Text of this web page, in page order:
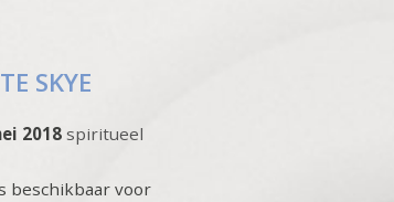
SKYE
2018 spiritueel
beschikbaar voor